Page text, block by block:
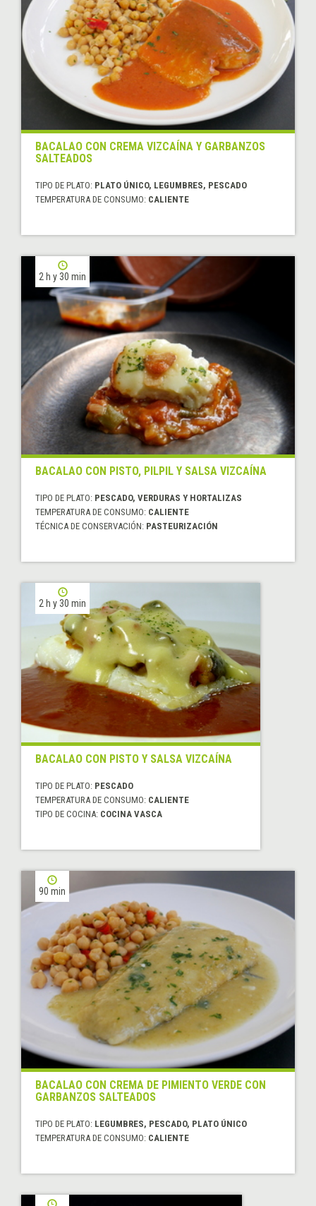
BACALAO CON CREMA VIZCAÍNA Y GARBANZOS
SALTEADOS
TIPO DE PLATO: PLATO ÚNICO, LEGUMBRES, PESCADO
TEMPERATURA DE CONSUMO: CALIENTE
2 h y 30 min
BACALAO CON PISTO, PILPIL Y SALSA VIZCAÍNA
TIPO DE PLATO: PESCADO, VERDURAS Y HORTALIZAS
TEMPERATURA DE CONSUMO: CALIENTE
TÉCNICA DE CONSERVACIÓN: PASTEURIZACIÓN
2 h y 30 min
BACALAO CON PISTO Y SALSA VIZCAÍNA
TIPO DE PLATO: PESCADO
TEMPERATURA DE CONSUMO: CALIENTE
TIPO DE COCINA: COCINA VASCA
90 min
BACALAO CON CREMA DE PIMIENTO VERDE CON
GARBANZOS SALTEADOS
TIPO DE PLATO: LEGUMBRES, PESCADO, PLATO ÚNICO
TEMPERATURA DE CONSUMO: CALIENTE